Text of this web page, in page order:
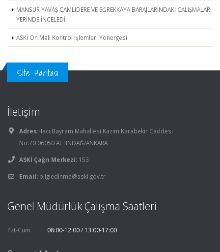
MANSUR YAVAŞ ÇAMLIDERE VE EĞREKKAYA BARAJLARINDAKİ ÇALIŞMALARI
YERİNDE İNCELEDİ
ASKİ Ön Mali Kontrol İşlemleri Yönergesi
Site Haritası
İletişim
Adres:Hacı Bayram Mahallesi Kazım Karabekir Caddesi
No:70 06050 ALTINDAĞ/ANKARA
ASKİ Çağrı Merkezi: 153
Email: bilgiedinme@aski.gov.tr
Genel Müdürlük Çalışma Saatleri
Pzt-Cum 08:00-12:00 / 13:00-17:00